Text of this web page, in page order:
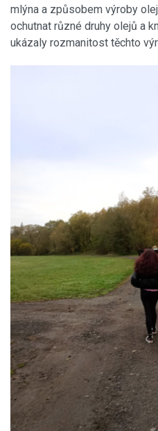
mlýna a způsobem výroby
ochutnat různé druhy olejů a
ukázaly rozmanitost těchto